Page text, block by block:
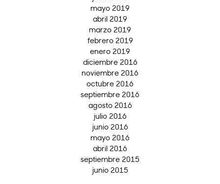
mayo 2019
abril 2019
marzo 2019
febrero 2019
enero 2019
diciembre 2016
noviembre 2016
octubre 2016
septiembre 2016
agosto 2016
julio 2016
junio 2016
mayo 2016
abril 2016
septiembre 2015
junio 2015